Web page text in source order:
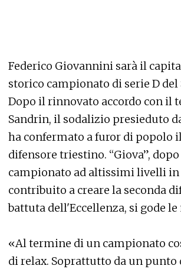
Federico Giovannini sarà il
storico campionato di serie D del
Dopo il rinnovato accordo con il
Sandrin, il sodalizio presieduto
ha confermato a furor di popolo
difensore triestino. “Giova”,
campionato ad altissimi livelli in
contribuito a creare la seconda
battuta dell'Eccellenza, si gode
«Al termine di un campionato
di relax. Soprattutto da un punto